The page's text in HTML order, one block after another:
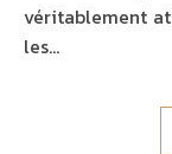
véritablement
les…